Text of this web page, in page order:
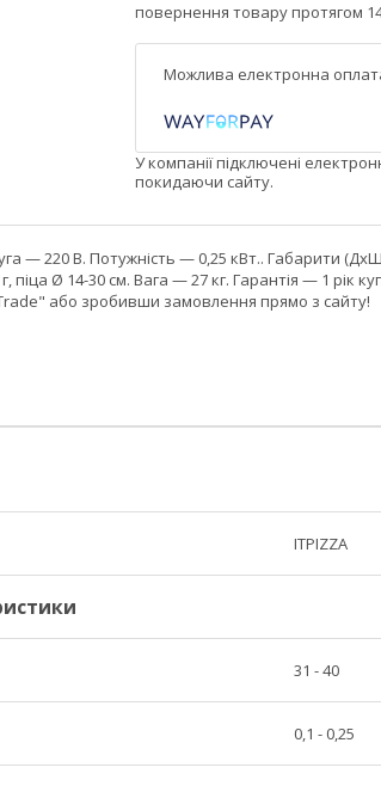
повернення товару протягом
У компанії підключені
покидаючи сайту.
— 220 В. Потужність — 0,25 кВт.. Габарити
г, піца Ø 14-30 см. Вага — 27 кг. Гарантія — 1
або зробивши замовлення прямо з сайту!
ITPIZZA
31 - 40
0,1 - 0,25